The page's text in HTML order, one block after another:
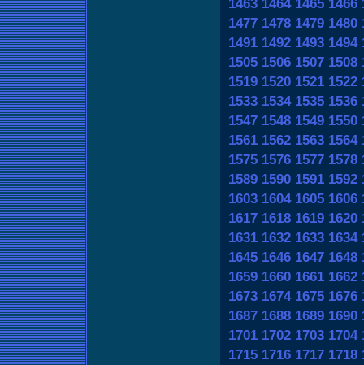
1463 1464 1465 1466
1477 1478 1479 1480
1491 1492 1493 1494
1505 1506 1507 1508
1519 1520 1521 1522
1533 1534 1535 1536
1547 1548 1549 1550
1561 1562 1563 1564
1575 1576 1577 1578
1589 1590 1591 1592
1603 1604 1605 1606
1617 1618 1619 1620
1631 1632 1633 1634
1645 1646 1647 1648
1659 1660 1661 1662
1673 1674 1675 1676
1687 1688 1689 1690
1701 1702 1703 1704
1715 1716 1717 1718